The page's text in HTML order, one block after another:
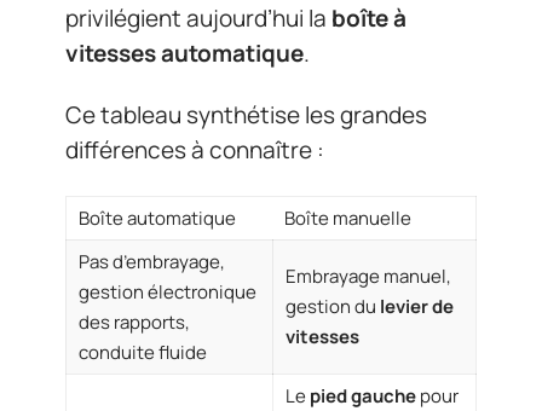
privilégient aujourd’hui la boîte à
vitesses automatique.
Ce tableau synthétise les grandes
différences à connaître :
Boîte automatique
Boîte manuelle
Pas d’embrayage,
gestion électronique
des rapports,
conduite fluide
Embrayage manuel,
gestion du levier de
vitesses
Lepied gauchepour